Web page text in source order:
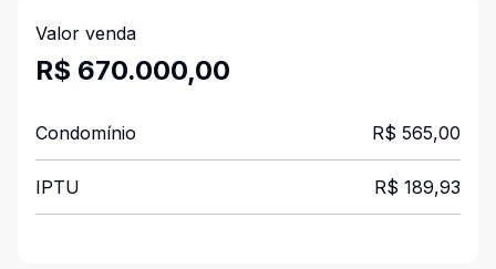
Valor venda
R$ 670.000,00
Condomínio R$ 565,00
IPTU R$ 189,93